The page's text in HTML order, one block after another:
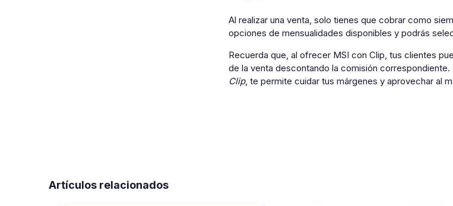
Al realizar una venta, solo tienes que cobrar como
opciones de mensualidades disponibles y podrás
Recuerda que, al ofrecer MSI con Clip, tus clientes
de la venta descontando la comisión
Clip, te permite cuidar tus márgenes y aprovechar al
Artículos relacionados